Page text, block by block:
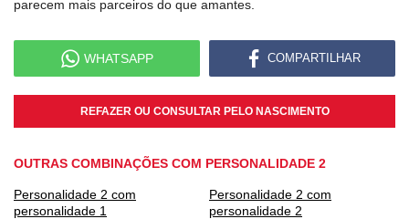
parecem mais parceiros do que amantes.
WHATSAPP COMPARTILHAR
REFAZER OU CONSULTAR PELO NASCIMENTO
OUTRAS COMBINAÇÕES COM PERSONALIDADE 2
Personalidade 2 com
personalidade 1
Personalidade 2 com
personalidade 2